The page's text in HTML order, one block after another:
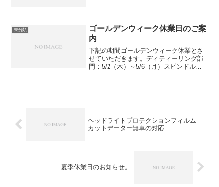
未分類
ゴールデンウィーク休業日のご案
内
下記の期間ゴールデンウィーク休業とさ
せていただきます。ディティーリング部
門：5/2（木）～5/6（月）スピンドル部
ヘッドライトプロテクションフィルム
カットデーター無車の対応
夏季休業日のお知らせ。